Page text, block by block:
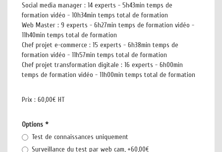
Social media manager : 14 experts - 5h43min temps de
formation vidéo - 10h34min temps total de formation
Web Master : 9 experts - 6h27min temps de formation vidéo -
11h40min temps total de formation
Chef projet e-commerce : 15 experts - 6h38min temps de
formation vidéo - 11h57min temps total de formation
Chef projet transformation digitale : 16 experts - 6h00min
temps de formation vidéo - 11h00min temps total de formation
Prix : 60,00€ HT
Options *
Test de connaissances uniquement
Surveillance du test par web cam, +60,00€